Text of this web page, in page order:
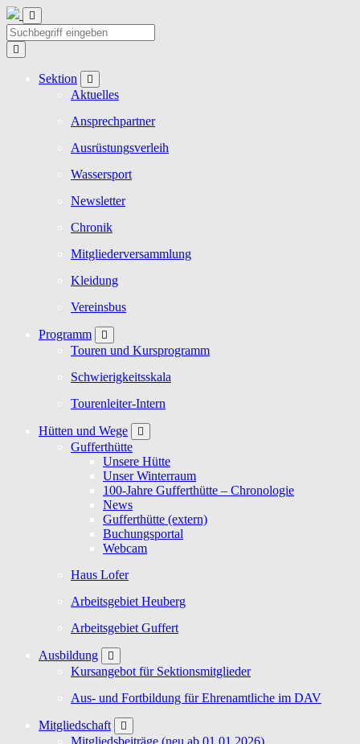
Sektion
Aktuelles
Ansprechpartner
Ausrüstungsverleih
Wassersport
Newsletter
Chronik
Mitgliederversammlung
Kleidung
Vereinsbus
Programm
Touren und Kursprogramm
Schwierigkeitsskala
Tourenleiter-Intern
Hütten und Wege
Gufferthütte
Unsere Hütte
Unser Winterraum
100-Jahre Gufferthütte – Chronologie
News
Gufferthütte (extern)
Buchungsportal
Webcam
Haus Lofer
Arbeitsgebiet Heuberg
Arbeitsgebiet Guffert
Ausbildung
Kursangebot für Sektionsmitglieder
Aus- und Fortbildung für Ehrenamtliche im DAV
Mitgliedschaft
Mitgliedsbeiträge (neu ab 01.01.2026)